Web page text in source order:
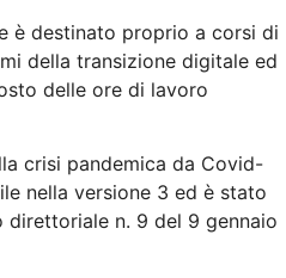
è destinato proprio a corsi di
della transizione digitale ed
delle ore di lavoro
crisi pandemica da Covid-
nella versione 3 ed è stato
n. 9 del 9 gennaio